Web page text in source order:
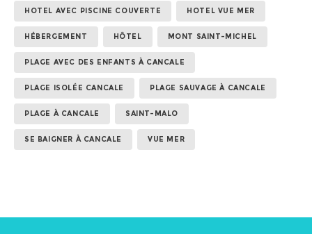
HOTEL AVEC PISCINE COUVERTE HOTEL VUE MER
HÉBERGEMENT HÔTEL MONT SAINT-MICHEL
PLAGE AVEC DES ENFANTS À CANCALE
PLAGE ISOLÉE CANCALE PLAGE SAUVAGE À CANCALE
PLAGE À CANCALE SAINT-MALO
SE BAIGNER À CANCALE VUE MER